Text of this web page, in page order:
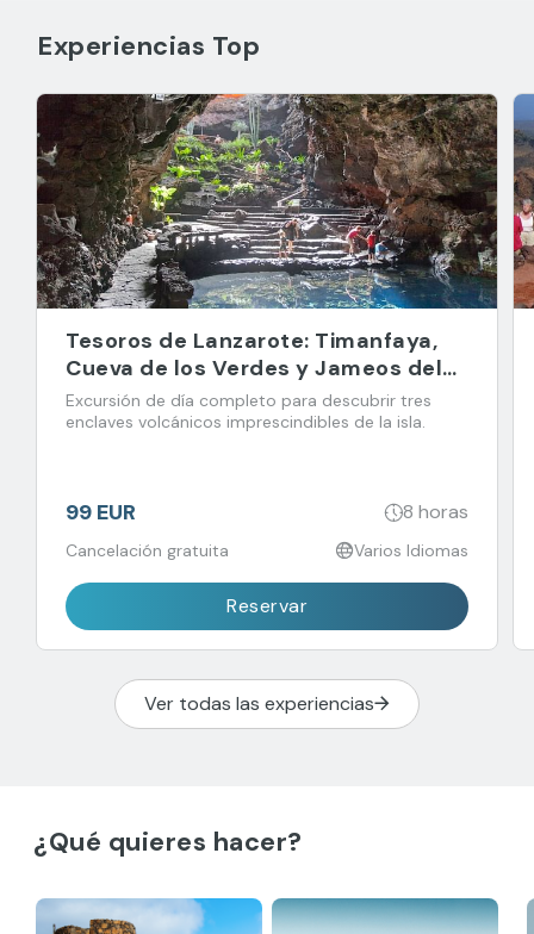
Experiencias Top
Tesoros de Lanzarote: Timanfaya,
Cueva de los Verdes y Jameos del
Agua
Excursión de día completo para descubrir tres
enclaves volcánicos imprescindibles de la isla.
99 EUR 8 horas
Cancelación gratuita Varios Idiomas
Reservar
Ver todas las experiencias
¿Qué quieres hacer?